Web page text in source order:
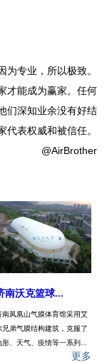
专业，所以极致。
才能成为赢家。任何
们深知业余没有好结
表权威和被信任。
@AirBrother
南沃克篮球...
南凤凰山气膜体育馆采用艾
兄弟气膜结构建筑，克服了
形、天气、疫情等一系列...
更多